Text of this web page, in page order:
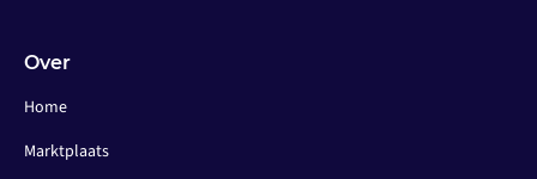
Over
Home
Marktplaats